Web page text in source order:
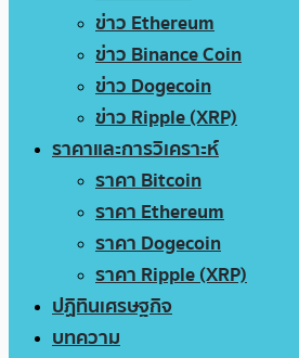
ข่าว Ethereum
ข่าว Binance Coin
ข่าว Dogecoin
ข่าว Ripple (XRP)
ราคาและการวิเคราะห์
ราคา Bitcoin
ราคา Ethereum
ราคา Dogecoin
ราคา Ripple (XRP)
ปฏิทินเศรษฐกิจ
บทความ